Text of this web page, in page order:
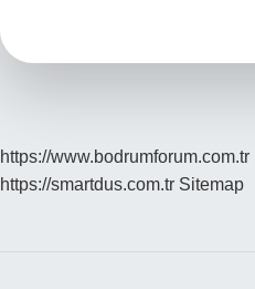
https://www.bodrumforum.com.tr
https://smartdus.com.tr Sitemap